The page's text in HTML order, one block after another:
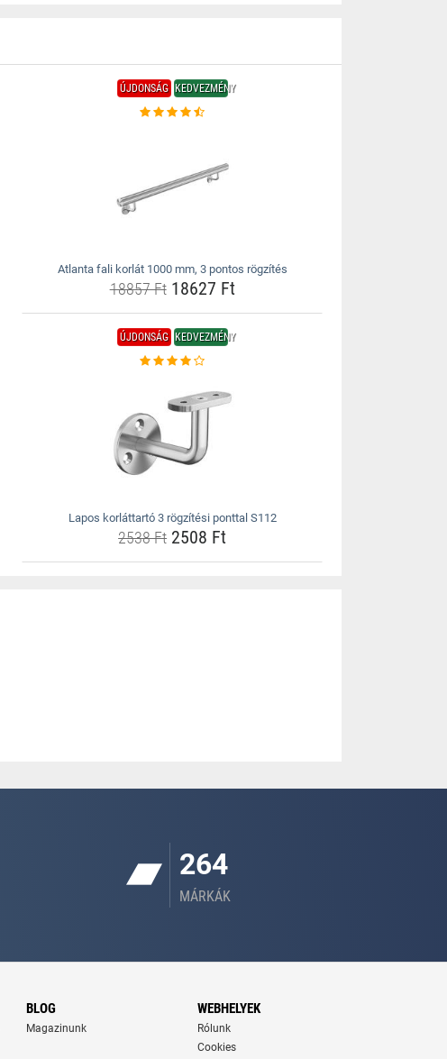
ÚJDONSÁG KEDVEZMÉNY
Atlanta fali korlát 1000 mm, 3 pontos rögzítés
18857 Ft18627 Ft
ÚJDONSÁG KEDVEZMÉNY
Lapos korláttartó 3 rögzítési ponttal S112
2538 Ft 2508 Ft
264
MÁRKÁK
BLOG
Magazinunk
WEBHELYEK
Rólunk
Cookies